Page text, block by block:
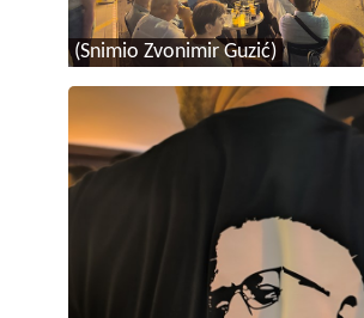
(Snimio Zvonimir Guzić)